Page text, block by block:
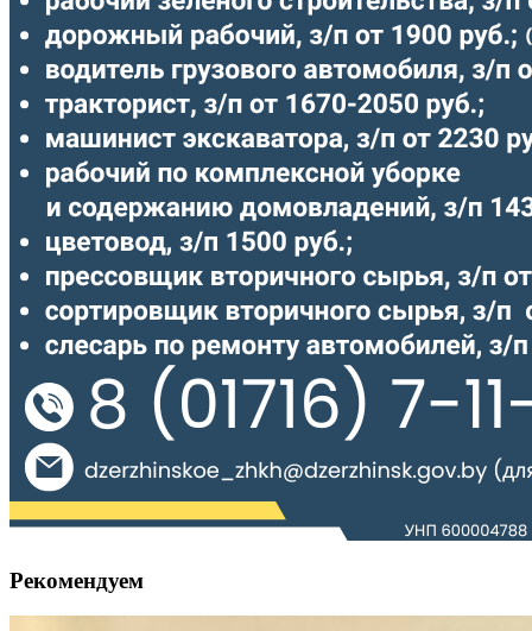
Рекомендуем